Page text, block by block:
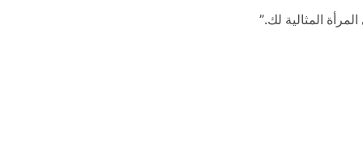
المثالية لك.”